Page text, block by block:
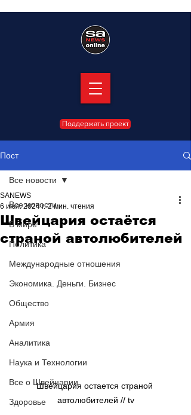
Поддержать проект
Пост
Все новости
В мире
Политика
Международные отношения
Экономика. Деньги. Бизнес
Общество
Армия
Аналитика
Наука и Технологии
Все о Швейцарии
Здоровье
Все новости
Швейцария остаётся
страной автолюбителей
SANEWS
6 июл. 2024 г. 2 мин. чтения
Швейцария остается страной
автолюбителей // tv